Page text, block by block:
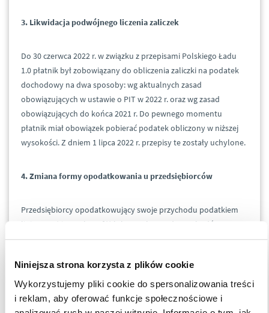
Niniejsza strona korzysta z plików cookie
Wykorzystujemy pliki cookie do spersonalizowania treści
i reklam, aby oferować funkcje społecznościowe i
3. Likwidacja podwójnego liczenia zaliczek
Do 30 czerwca 2022 r. w związku z przepisami Polskiego Ładu
1.0 płatnik był zobowiązany do obliczenia zaliczki na podatek
dochodowy na dwa sposoby: wg aktualnych zasad
obowiązujących w ustawie o PIT w 2022 r. oraz wg zasad
obowiązujących do końca 2021 r. Do pewnego momentu
płatnik miał obowiązek pobierać podatek obliczony w niższej
wysokości. Z dniem 1 lipca 2022 r. przepisy te zostały uchylone.
4. Zmiana formy opodatkowania u przedsiębiorców
Przedsiębiorcy opodatkowujący swoje przychodu podatkiem
liniowym (tj. stawką 19%) lub ryczałtem od przychodów
ewidencjonowanych, będą mogli zmienić formę
progu podatkowego oraz 32% powyżej tego progu). Zmiany
będzie można dokonać: